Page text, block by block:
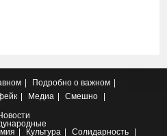
Подробно о важном
Медиа
Смешно
Культура Солидарность